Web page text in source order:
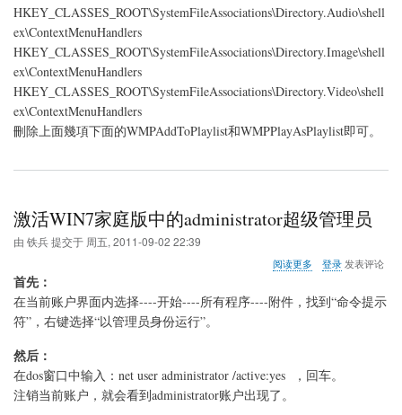
目
鍵
單
聯
樂
HKEY_CLASSES_ROOT\SystemFileAssociations\Directory.Audio\shell
ex\ContextMenuHandlers
HKEY_CLASSES_ROOT\SystemFileAssociations\Directory.Image\shell
ex\ContextMenuHandlers
HKEY_CLASSES_ROOT\SystemFileAssociations\Directory.Video\shell
ex\ContextMenuHandlers
刪除上面幾項下面的WMPAddToPlaylist和WMPPlayAsPlaylist即可。
激活WIN7家庭版中的administrator超级管理员
由 铁兵提交于 周五, 2011-09-02 22:39
阅读更多
活
版
中
登录发表评论
首先：
在当前账户界面内选择----开始----所有程序----附件，找到“命令提示
符”，右键选择“以管理员身份运行”。
然后：
在dos窗口中输入：net user administrator /active:yes ，回车。
注销当前账户，就会看到administrator账户出现了。